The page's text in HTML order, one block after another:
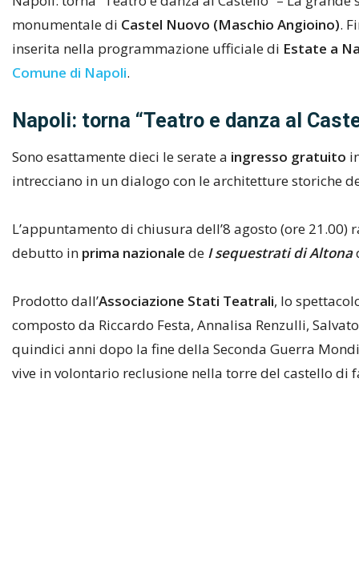
monumentale di Castel Nuovo (Maschio Angioino).
inserita nella programmazione ufficiale di Estate a
Comune di Napoli.
Napoli: torna “Teatro e danza al
Sono esattamente dieci le serate a ingresso gratuito
intrecciano in un dialogo con le architetture storiche
L’appuntamento di chiusura dell’8 agosto (ore
debutto in prima nazionale de I sequestrati di Altona
Prodotto dall’Associazione Stati Teatrali, lo
composto da Riccardo Festa, Annalisa Renzulli,
quindici anni dopo la fine della Seconda Guerra
vive in volontario reclusione nella torre del castello